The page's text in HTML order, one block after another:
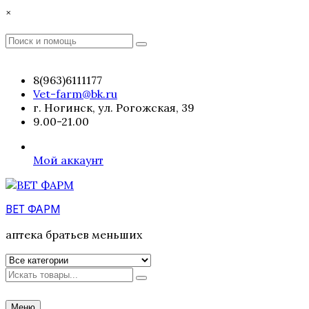
Перейти
содержимому
×
Поиск
Поиск
8(963)6111177
Vet-farm@bk.ru
г. Ногинск, ул. Рогожская, 39
9.00-21.00
Мой аккаунт
ВЕТ ФАРМ
аптека братьев меньших
Искать